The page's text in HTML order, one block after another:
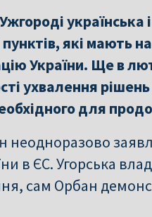
українська
пунктів, які мають
України. Ще в
ухвалення
для
неодноразово
в ЄС. Угорська
сам Орбан